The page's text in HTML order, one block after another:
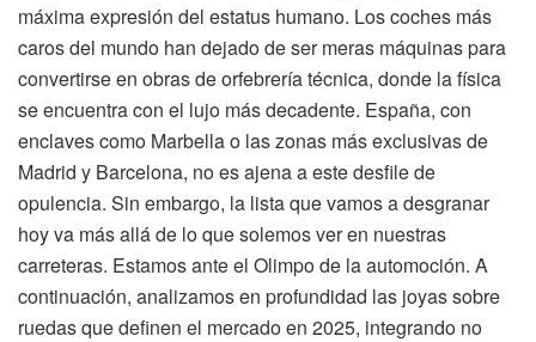
máxima expresión del estatus humano. Los coches más
caros del mundo han dejado de ser meras máquinas para
convertirse en obras de orfebrería técnica, donde la física
se encuentra con el lujo más decadente. España, con
enclaves como Marbella o las zonas más exclusivas de
Madrid y Barcelona, no es ajena a este desfile de
opulencia. Sin embargo, la lista que vamos a desgranar
hoy va más allá de lo que solemos ver en nuestras
carreteras. Estamos ante el Olimpo de la automoción. A
continuación, analizamos en profundidad las joyas sobre
ruedas que definen el mercado en 2025, integrando no